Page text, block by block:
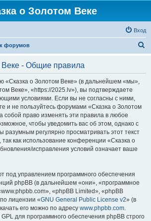
о Золотом Веке
Вход
форумов
Веке - Общие правила
«Сказка о Золотом Веке» (в дальнейшем «мы»,
Веке», «https://2025.lv»), вы подтверждаете
условиями. Если вы не согласны с ними,
и не пользуйтесь форумами «Сказка о Золотом
собой право изменять эти правила в любое
чтобы уведомить вас об этом, однако с
регулярно просматривать этот текст
как использование конференции «Сказка о
исправления условий означает ваше
управлением программного обеспечения
phpBB (в дальнейшем «они», «программное
«phpBB Limited», «phpBB
лицензии «GNU General Public License v2» (в
его можно по адресу www.phpbb.com.
для программного обеспечения phpBB строго